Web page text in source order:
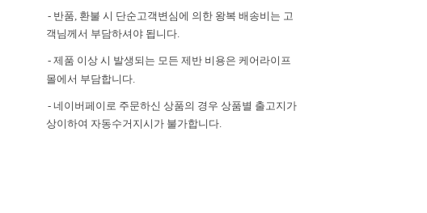
- 반품, 환불 시 단순고객변심에 의한 왕복 배송비는 고
객님께서 부담하셔야 됩니다.
- 제품 이상 시 발생되는 모든 제반 비용은 케어라이프
몰에서 부담합니다.
- 네이버페이로 주문하신 상품의 경우 상품별 출고지가
상이하여 자동수거지시가 불가합니다.